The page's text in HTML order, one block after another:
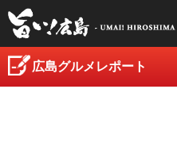
広島グルメレポート